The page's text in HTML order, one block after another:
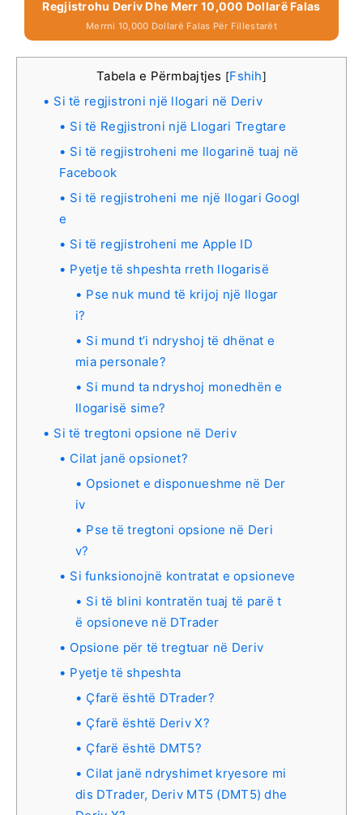
Regjistrohu Deriv Dhe Merr 10,000 Dollarë Falas
Merrni 10,000 Dollarë Falas Për Fillestarët
Tabela e Përmbajtjes [Fshih]
Si të regjistroni një llogari në Deriv
Si të Regjistroni një Llogari Tregtare
Si të regjistroheni me llogarinë tuaj në
Facebook
Si të regjistroheni me një llogari Googl
e
Si të regjistroheni me Apple ID
Pyetje të shpeshta rreth llogarisë
Pse nuk mund të krijoj një llogar
i?
Si mund t’i ndryshoj të dhënat e
mia personale?
Si mund ta ndryshoj monedhën e
llogarisë sime?
Si të tregtoni opsione në Deriv
Cilat janë opsionet?
Opsionet e disponueshme në Der
iv
Pse të tregtoni opsione në Deri
v?
Si funksionojnë kontratat e opsioneve
Si të blini kontratën tuaj të parë t
ë opsioneve në DTrader
Opsione për të tregtuar në Deriv
Pyetje të shpeshta
Çfarë është DTrader?
Çfarë është Deriv X?
Çfarë është DMT5?
Cilat janë ndryshimet kryesore mi
dis DTrader, Deriv MT5 (DMT5) dhe